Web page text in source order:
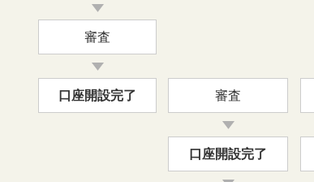
審査
口座開設完了 審査
口座開設完了